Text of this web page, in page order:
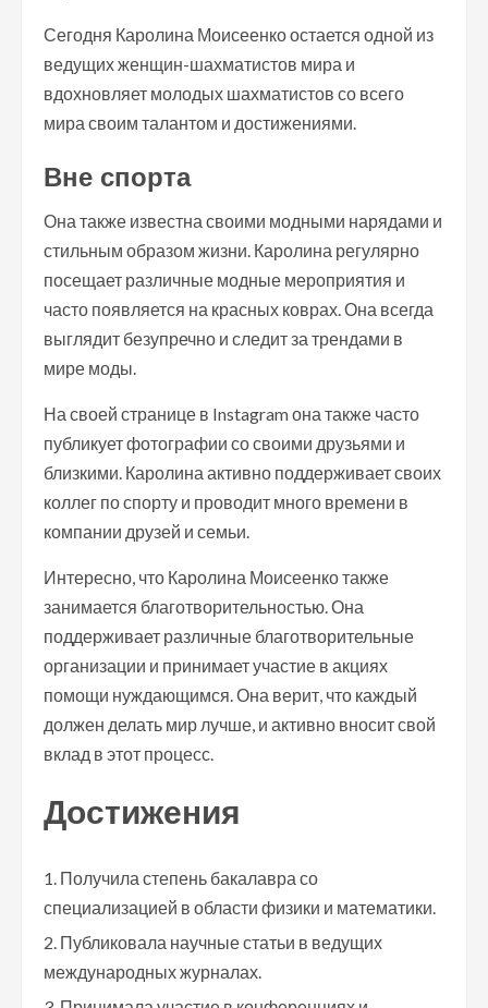
Сегодня Каролина Моисеенко остается одной из
ведущих женщин-шахматистов мира и
вдохновляет молодых шахматистов со всего
мира своим талантом и достижениями.
Вне спорта
Она также известна своими модными нарядами и
стильным образом жизни. Каролина регулярно
посещает различные модные мероприятия и
часто появляется на красных коврах. Она всегда
выглядит безупречно и следит за трендами в
мире моды.
На своей странице в Instagram она также часто
публикует фотографии со своими друзьями и
близкими. Каролина активно поддерживает своих
коллег по спорту и проводит много времени в
компании друзей и семьи.
Интересно, что Каролина Моисеенко также
занимается благотворительностью. Она
поддерживает различные благотворительные
организации и принимает участие в акциях
помощи нуждающимся. Она верит, что каждый
должен делать мир лучше, и активно вносит свой
вклад в этот процесс.
Достижения
Получила степень бакалавра со
специализацией в области физики и математики.
Публиковала научные статьи в ведущих
международных журналах.